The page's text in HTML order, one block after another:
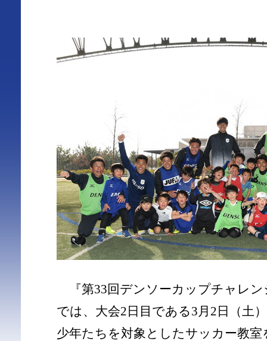
『第33回デンソーカップチャレン
では、大会2日目である3月2日（土
少年たちを対象としたサッカー教